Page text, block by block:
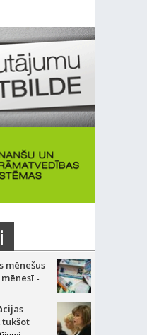
mēnešus
-
tukšot